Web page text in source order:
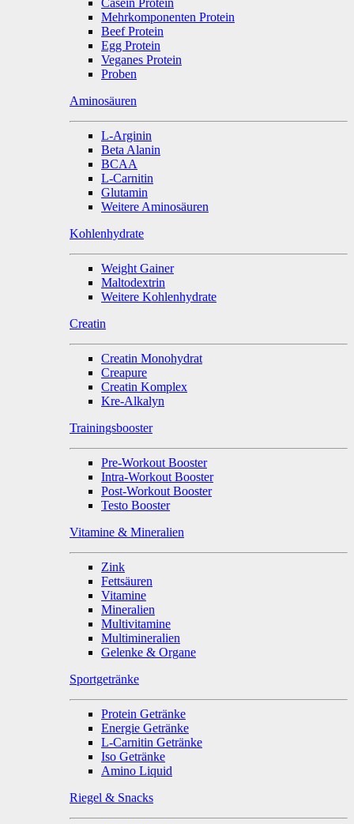
Mehrkomponenten Protein
Beef Protein
Egg Protein
Veganes Protein
Proben
Aminosäuren
L-Arginin
Beta Alanin
BCAA
L-Carnitin
Glutamin
Weitere Aminosäuren
Kohlenhydrate
Weight Gainer
Maltodextrin
Weitere Kohlenhydrate
Creatin
Creatin Monohydrat
Creapure
Creatin Komplex
Kre-Alkalyn
Trainingsbooster
Pre-Workout Booster
Intra-Workout Booster
Post-Workout Booster
Testo Booster
Vitamine & Mineralien
Zink
Fettsäuren
Vitamine
Mineralien
Multivitamine
Multimineralien
Gelenke & Organe
Sportgetränke
Protein Getränke
Energie Getränke
L-Carnitin Getränke
Iso Getränke
Amino Liquid
Riegel & Snacks